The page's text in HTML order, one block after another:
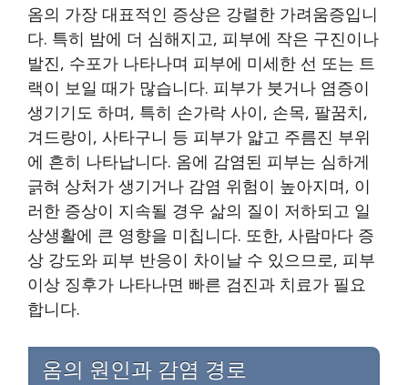
옴의 가장 대표적인 증상은 강렬한 가려움증입니
다. 특히 밤에 더 심해지고, 피부에 작은 구진이나
발진, 수포가 나타나며 피부에 미세한 선 또는 트
랙이 보일 때가 많습니다. 피부가 붓거나 염증이
생기기도 하며, 특히 손가락 사이, 손목, 팔꿈치,
겨드랑이, 사타구니 등 피부가 얇고 주름진 부위
에 흔히 나타납니다. 옴에 감염된 피부는 심하게
긁혀 상처가 생기거나 감염 위험이 높아지며, 이
러한 증상이 지속될 경우 삶의 질이 저하되고 일
상생활에 큰 영향을 미칩니다. 또한, 사람마다 증
상 강도와 피부 반응이 차이날 수 있으므로, 피부
이상 징후가 나타나면 빠른 검진과 치료가 필요
합니다.
옴의 원인과 감염 경로